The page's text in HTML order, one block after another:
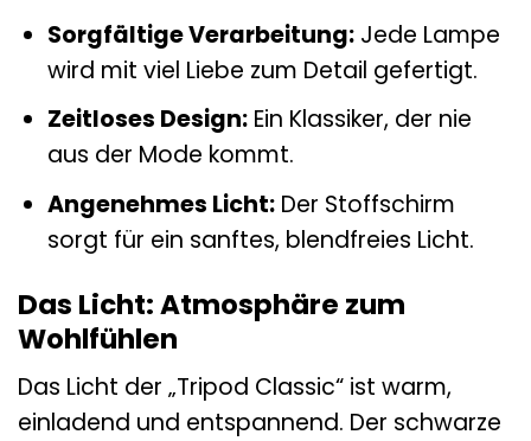
Sorgfältige Verarbeitung:Jede Lampe
wird mit viel Liebe zum Detail gefertigt.
Zeitloses Design:Ein Klassiker, der nie
aus der Mode kommt.
Angenehmes Licht:Der Stoffschirm
sorgt für ein sanftes, blendfreies Licht.
Das Licht: Atmosphäre zum
Wohlfühlen
Das Licht der „Tripod Classic“ ist warm,
einladend und entspannend. Der schwarze